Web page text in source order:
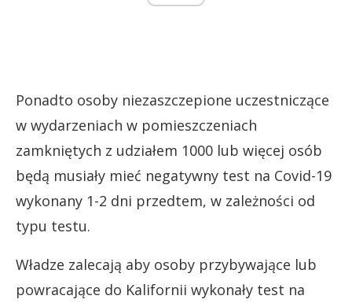
Ponadto osoby niezaszczepione uczestniczące
w wydarzeniach w pomieszczeniach
zamkniętych z udziałem 1000 lub więcej osób
będą musiały mieć negatywny test na Covid-19
wykonany 1-2 dni przedtem, w zależności od
typu testu.
Władze zalecają aby osoby przybywające lub
powracające do Kalifornii wykonały test na